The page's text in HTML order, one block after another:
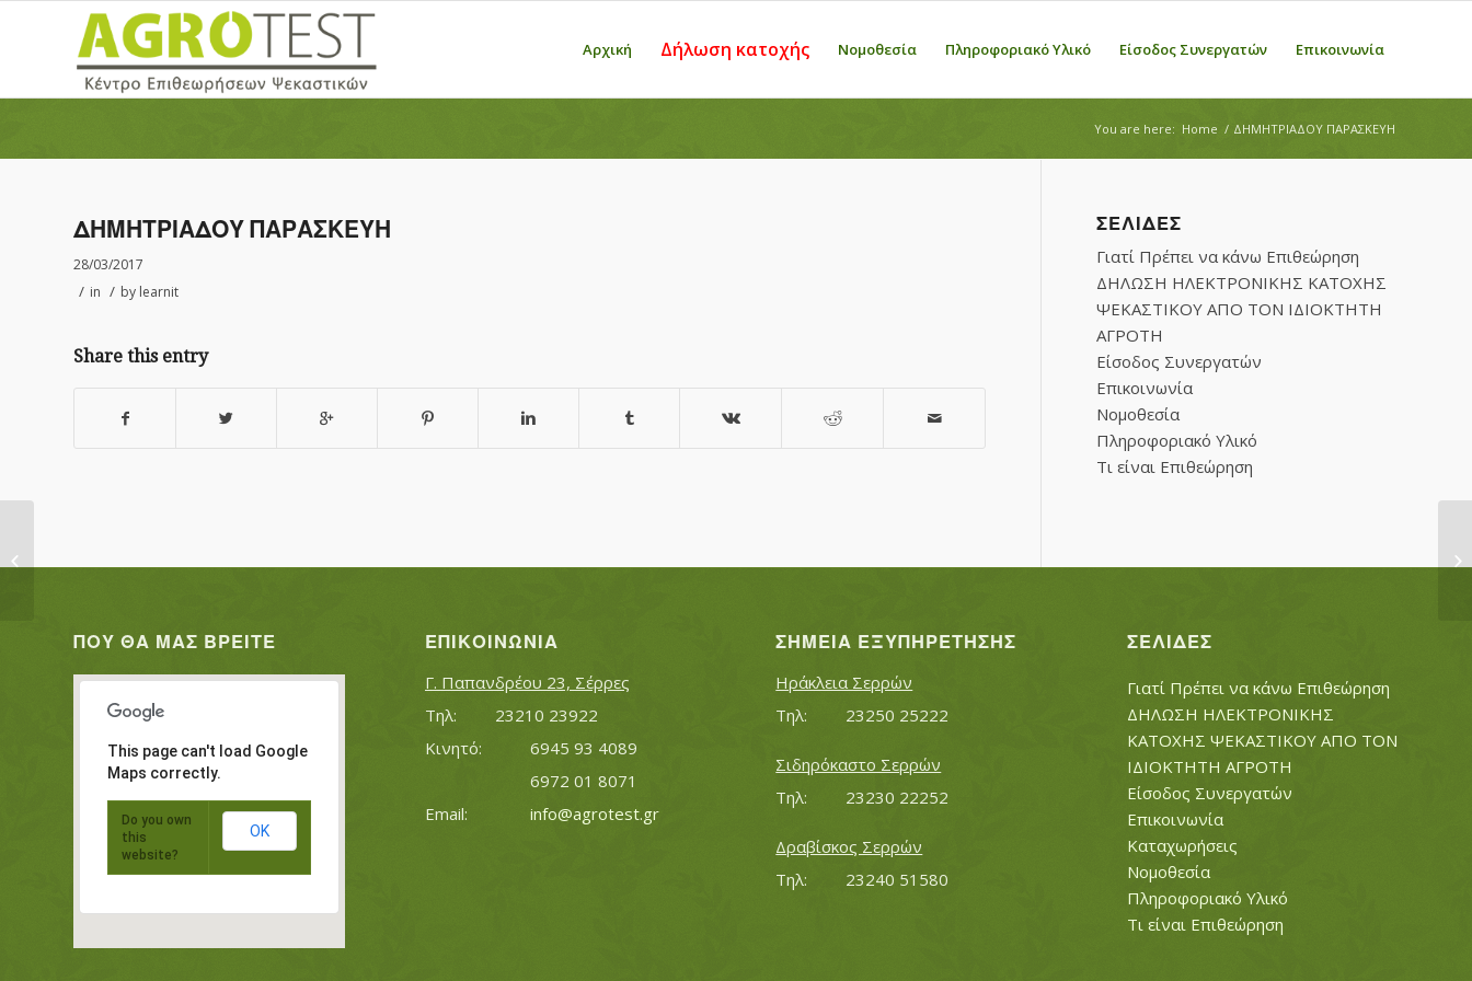
Αρχική Δήλωση κατοχής Νομοθεσία Πληροφοριακό Υλικό Είσοδος Συνεργατών Επικοινωνία
You are here: Home / ΔΗΜΗΤΡΙΑΔΟΥ ΠΑΡΑΣΚΕΥΗ
ΔΗΜΗΤΡΙΑΔΟΥ ΠΑΡΑΣΚΕΥΗ
28/03/2017
/ in / by learnit
Share this entry
ΣΕΛΊΔΕΣ
Γιατί Πρέπει να κάνω Επιθεώρηση
ΔΗΛΩΣΗ ΗΛΕΚΤΡΟΝΙΚΗΣ ΚΑΤΟΧΗΣ
ΨΕΚΑΣΤΙΚΟΥ ΑΠΟ ΤΟΝ ΙΔΙΟΚΤΗΤΗ
ΑΓΡΟΤΗ
Είσοδος Συνεργατών
Επικοινωνία
Νομοθεσία
Πληροφοριακό Υλικό
Τι είναι Επιθεώρηση
ΠΟΥ ΘΑ ΜΑΣ ΒΡΕΊΤΕ
This page can't load Google
Maps correctly.
Do you own
this
website?
OK
ΕΠΙΚΟΙΝΩΝΊΑ
Γ. Παπανδρέου 23, Σέρρες
Τηλ:		23210 23922
Κινητό:		6945 93 4089
			6972 01 8071
info@agrotest.gr
ΣΗΜΕΊΑ ΕΞΥΠΗΡΈΤΗΣΗΣ
Ηράκλεια Σερρών
Τηλ:		23250 25222
Σιδηρόκαστο Σερρών
Τηλ:		23230 22252
Δραβίσκος Σερρών
Τηλ:		23240 51580
ΣΕΛΊΔΕΣ
Γιατί Πρέπει να κάνω Επιθεώρηση
ΔΗΛΩΣΗ ΗΛΕΚΤΡΟΝΙΚΗΣ
ΚΑΤΟΧΗΣ ΨΕΚΑΣΤΙΚΟΥ ΑΠΟ ΤΟΝ
ΙΔΙΟΚΤΗΤΗ ΑΓΡΟΤΗ
Είσοδος Συνεργατών
Επικοινωνία
Καταχωρήσεις
Νομοθεσία
Πληροφοριακό Υλικό
Τι είναι Επιθεώρηση